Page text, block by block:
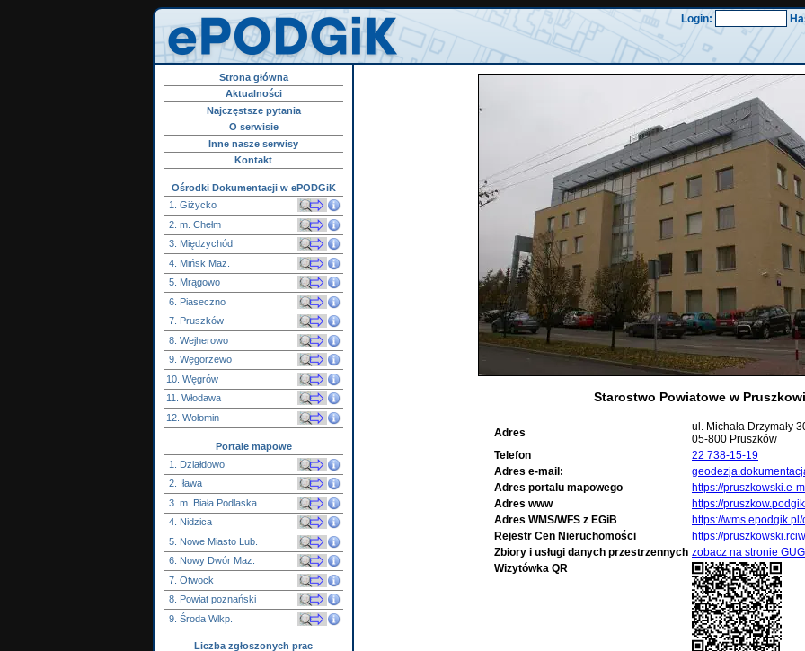
Login:
Strona główna
Aktualności
Najczęstsze pytania
O serwisie
Inne nasze serwisy
Kontakt
Ośrodki Dokumentacji w ePODGiK
1. Giżycko
2. m. Chełm
3. Międzychód
4. Mińsk Maz.
5. Mrągowo
6. Piaseczno
7. Pruszków
8. Wejherowo
9. Węgorzewo
10. Węgrów
11. Włodawa
12. Wołomin
Portale mapowe
1. Działdowo
2. Iława
3. m. Biała Podlaska
4. Nidzica
5. Nowe Miasto Lub.
6. Nowy Dwór Maz.
7. Otwock
8. Powiat poznański
9. Środa Wlkp.
Liczba zgłoszonych prac
Starostwo Powiatowe w
Adres
ul. Michała Drzymały
05-800 Pruszków
Telefon
22 738-15-19
Adres e-mail:
Adres portalu mapowego
https://pruszkowski.e-
Adres www
https://
Adres WMS/WFS z EGiB
https://
Rejestr Cen Nieruchomości
https://
Zbiory i usługi danych przestrzennych zobacz na stronie
Wizytówka QR